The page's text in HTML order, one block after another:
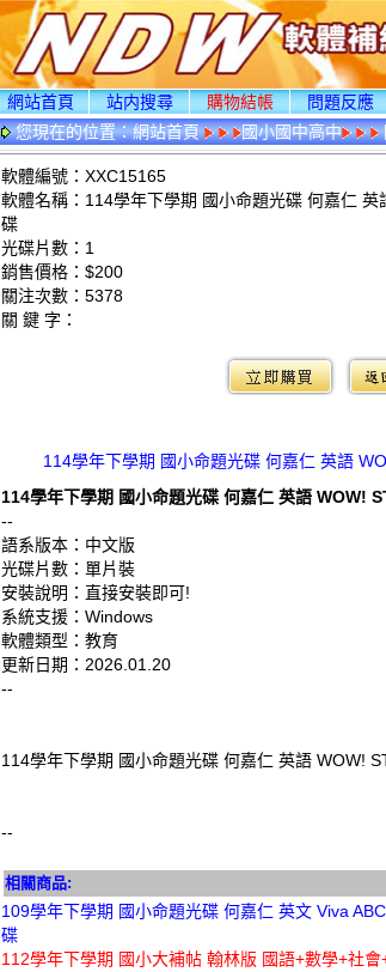
網站首頁 站内搜尋 購物結帳 問題反應
您現在的位置：網站首頁 國小國中高中
軟體編號：XXC15165
軟體名稱：114學年下學期 國小命題光碟 何嘉仁
碟
光碟片數：1
銷售價格：$200
關注次數： 5378
關 鍵 字：
114學年下學期 國小命題光碟 何嘉仁 英語
114學年下學期 國小命題光碟 何嘉仁 英語 WOW!
--
語系版本：中文版
光碟片數：單片裝
安裝說明：直接安裝即可!
系統支援：Windows
軟體類型：教育
更新日期：2026.01.20
--
114學年下學期 國小命題光碟 何嘉仁 英語 WOW!
--
相關商品:
109學年下學期 國小命題光碟 何嘉仁 英文 Viva
碟
112學年下學期 國小大補帖 翰林版 國語+數學+社